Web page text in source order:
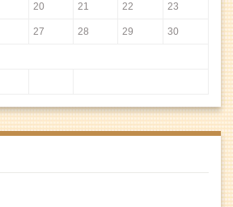
20 21 22 23
27 28 29 30